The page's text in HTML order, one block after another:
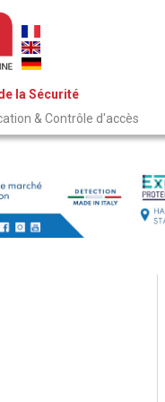
la Sécurité
& Contrôle d'accès